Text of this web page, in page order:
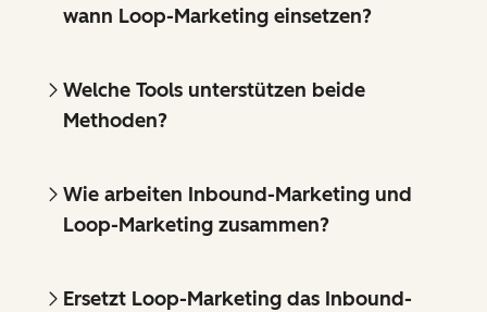
wann Loop-Marketing einsetzen?
Welche Tools unterstützen beide
Methoden?
Wie arbeiten Inbound-Marketing und
Loop-Marketing zusammen?
Ersetzt Loop-Marketing das Inbound-